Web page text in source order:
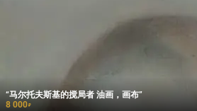
“马尔托夫斯基的搅局者 油画，画布”
8 000₽